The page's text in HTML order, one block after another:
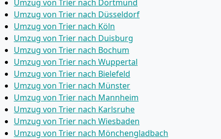
Umzug von Trier nach Dortmund
Umzug von Trier nach Düsseldorf
Umzug von Trier nach Köln
Umzug von Trier nach Duisburg
Umzug von Trier nach Bochum
Umzug von Trier nach Wuppertal
Umzug von Trier nach Bielefeld
Umzug von Trier nach Münster
Umzug von Trier nach Mannheim
Umzug von Trier nach Karlsruhe
Umzug von Trier nach Wiesbaden
Umzug von Trier nach Mönchen­gladbach